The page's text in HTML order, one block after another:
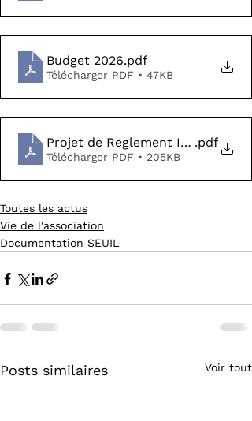
Budget 2026.pdf
Télécharger PDF • 47KB
Projet de Reglement Interieur
.pdf
Télécharger PDF • 205KB
Toutes les actus
Vie de l'association
Documentation SEUIL
Posts similaires Voir tout